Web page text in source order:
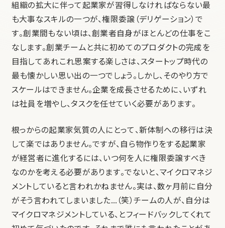
組織の拡大に伴って起業家が習得しなければならない最
も大事なスキルの一つが、権限委譲（デリゲーション）で
す。創業間もない頃は、創業者自身がほとんどの仕事をこ
なします。創業チームと共に初めてのプロダクトの完成を
目指してあれこれ思案する楽しさは、スタートップ時代の
最も懐かしい思い出の一つでしょう。しかし、そのやり方で
スケールはできません。企業を成長させるために、いずれ
は社員を増やし、タスクを任せていく必要があります。
根っからの起業家気質の人にとって、新体制への移行は決
して楽ではありません。ですが、自ら物作りをする起業家
が経営者に進化するには、いつ何を人に権限委譲すべき
なのかを考える必要があります。でないと、マイクロマネジ
メントしていると言われかねません。実は、数ヶ月前に自分
がそう言われてしまいました…（笑）チームの人が、自分は
マイクロマネジメントしている、とフィードバックしてくれて